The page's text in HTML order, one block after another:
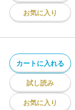
お気に入り
カートに入れる
試し読み
お気に入り